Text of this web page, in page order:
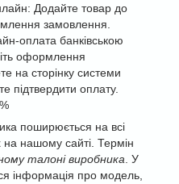
Додайте товар до
замовлення.
оплата банківською
оформлення
на сторінку системи
підтвердити оплату.
поширюється на всі
на нашому сайті. Термін
талоні виробника. У
інформація про модель,